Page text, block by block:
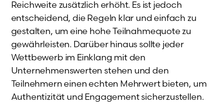
Reichweite zusätzlich erhöht. Es ist jedoch
entscheidend, die Regeln klar und einfach zu
gestalten, um eine hohe Teilnahmequote zu
gewährleisten. Darüber hinaus sollte jeder
Wettbewerb im Einklang mit den
Unternehmenswerten stehen und den
Teilnehmern einen echten Mehrwert bieten, um
Authentizität und Engagement sicherzustellen.